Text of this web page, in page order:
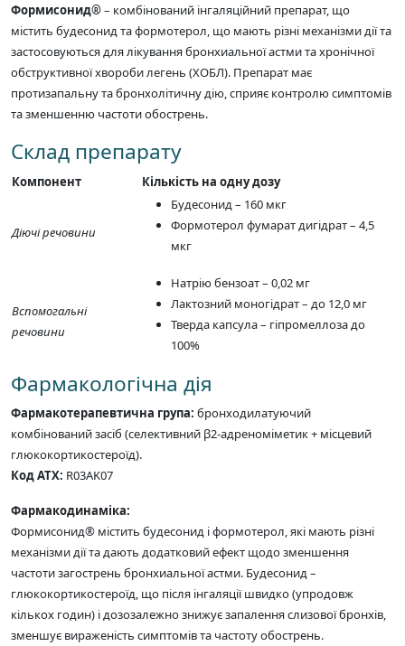
Формисонид®– комбінований інгаляційний препарат, що
містить будесонид та формотерол, що мають різні механізми дії та
застосовуються для лікування бронхиальної астми та хронічної
обструктивної хвороби легень (ХОБЛ). Препарат має
протизапальну та бронхолітичну дію, сприяє контролю симптомів
та зменшенню частоти обострень.
Склад препарату
Компонент Кількість на одну дозу
Діючі речовини
Будесонид – 160 мкг
Формотерол фумарат дигідрат – 4,5
мкг
Вспомогальні
речовини
Натрію бензоат – 0,02 мг
Лактозний моногідрат – до 12,0 мг
Тверда капсула – гіпромеллоза до
100%
Фармакологічна дія
Фармакотерапевтична група: бронходилатуючий
комбінований засіб (селективний β2-адреноміметик + місцевий
глюкокортикостероїд).
Код ATX: R03AK07
Фармакодинаміка:
Формисонид® містить будесонид і формотерол, які мають різні
механізми дії та дають додатковий ефект щодо зменшення
частоти загострень бронхиальної астми. Будесонид –
глюкокортикостероїд, що після інгаляції швидко (упродовж
кількох годин) і дозозалежно знижує запалення слизової бронхів,
зменшує вираженість симптомів та частоту обострень.